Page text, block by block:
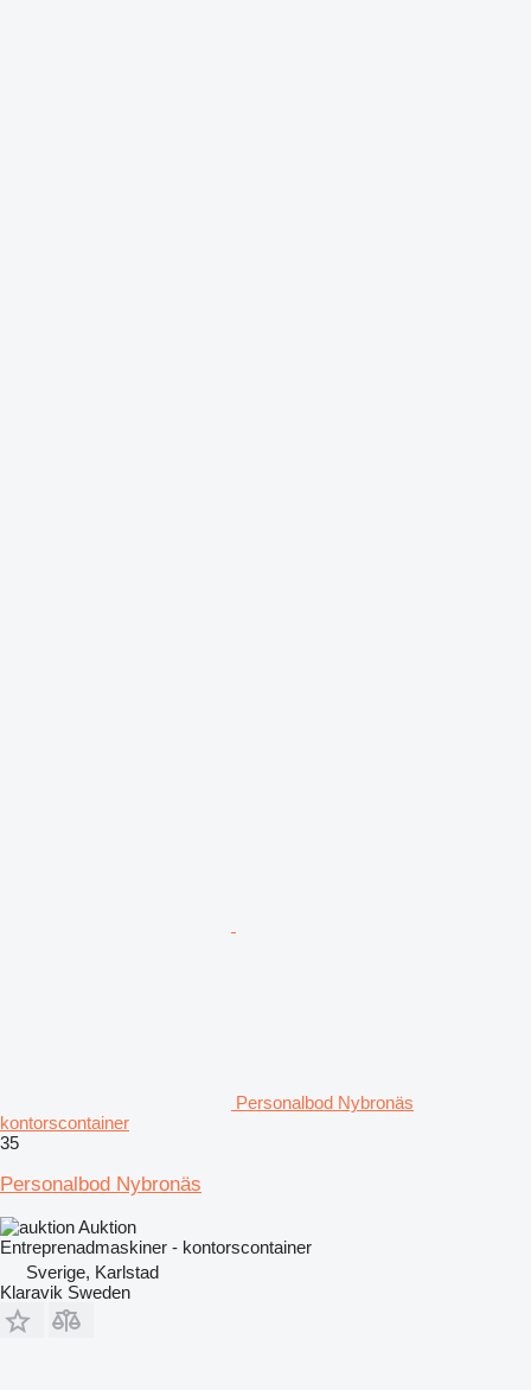
Personalbod Nybronäs
kontorscontainer
35
Personalbod Nybronäs
Auktion
Entreprenadmaskiner - kontorscontainer
Sverige, Karlstad
Klaravik Sweden